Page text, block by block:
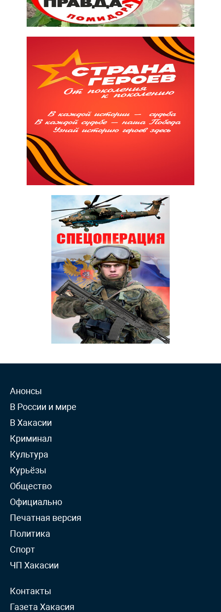
Анонсы
В России и мире
В Хакасии
Криминал
Культура
Курьёзы
Общество
Официально
Печатная версия
Политика
Спорт
ЧП Хакасии
Контакты
Газета Хакасия